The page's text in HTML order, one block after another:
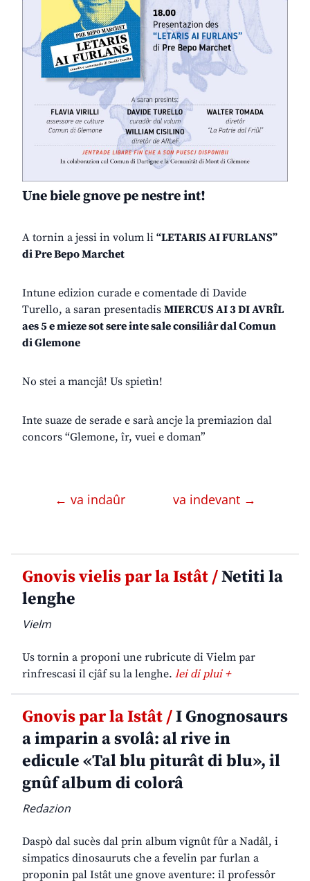
Une biele gnove pe nestre int!
A tornin a jessi in volum li “LETARIS AI FURLANS”
di Pre Bepo Marchet
Intune edizion curade e comentade di Davide
Turello, a saran presentadis MIERCUS AI 3 DI AVRÎL
aes 5 e mieze sot sere inte sale consiliâr dal Comun
di Glemone
No stei a mancjâ! Us spietìn!
Inte suaze de serade e sarà ancje la premiazion dal
concors “Glemone, îr, vuei e doman”
← va indaûr va indevant →
Gnovis vielis par la Istât /Netiti la
lenghe
Vielm
Us tornin a proponi une rubricute di Vielm par
rinfrescasi il cjâf su la lenghe. lei di plui +
Gnovis par la Istât /I Gnognosaurs
a imparin a svolâ: al rive in
edicule «Tal blu piturât di blu», il
gnûf album di colorâ
Redazion
Daspò dal sucès dal prin album vignût fûr a Nadâl, i
simpatics dinosauruts che a fevelin par furlan a
proponin pal Istât une gnove aventure: il professôr